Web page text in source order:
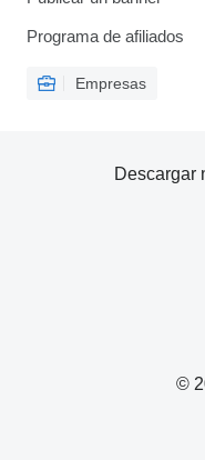
Programa de afiliados
Empresas
©
Descargar